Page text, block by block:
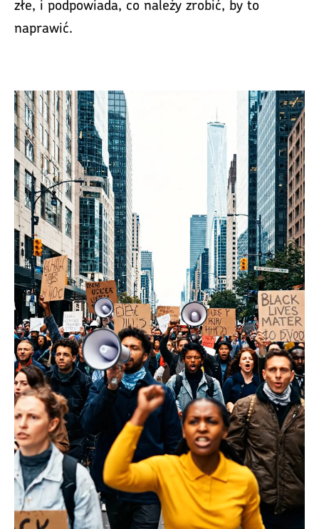
złe, i podpowiada, co należy zrobić, by to
naprawić.